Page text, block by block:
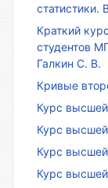
статистики.
Краткий
студентов
Галкин С. В.
Кривые
Курс
Курс
Курс
Курс